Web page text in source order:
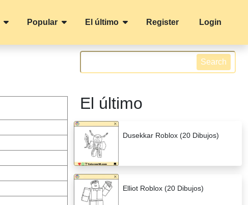
Popular El último Register Login
Search
El último
Dusekkar Roblox (20 Dibujos)
Elliot Roblox (20 Dibujos)